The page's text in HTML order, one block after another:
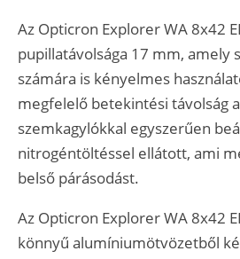
Az Opticron Explorer WA 8x42
pupillatávolsága 17 mm, amely
számára is kényelmes
megfelelő betekintési távolság
szemkagylókkal egyszerűen
nitrogéntöltéssel ellátott, ami
belső párásodást.
Az Opticron Explorer WA 8x42
könnyű alumíniumötvözetből